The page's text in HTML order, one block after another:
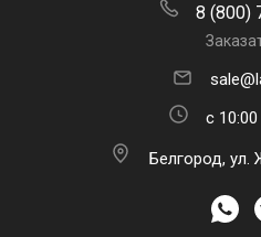
8 (800)
с
Белгород, ул.